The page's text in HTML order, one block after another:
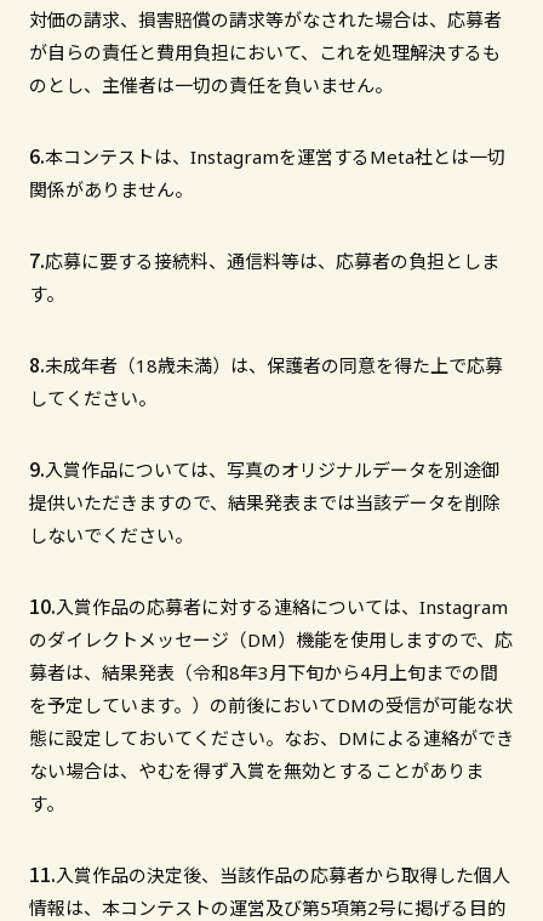
対価の請求、損害賠償の請求等がなされた場合は、応募者
が自らの責任と費用負担において、これを処理解決するも
のとし、主催者は一切の責任を負いません。
本コンテストは、Instagramを運営するMeta社とは一切
関係がありません。
応募に要する接続料、通信料等は、応募者の負担としま
す。
未成年者（18歳未満）は、保護者の同意を得た上で応募
してください。
入賞作品については、写真のオリジナルデータを別途御
提供いただきますので、結果発表までは当該データを削除
しないでください。
入賞作品の応募者に対する連絡については、Instagram
のダイレクトメッセージ（DM）機能を使用しますので、応
募者は、結果発表（令和8年3月下旬から4月上旬までの間
を予定しています。）の前後においてDMの受信が可能な状
態に設定しておいてください。なお、DMによる連絡ができ
ない場合は、やむを得ず入賞を無効とすることがありま
す。
入賞作品の決定後、当該作品の応募者から取得した個人
情報は、本コンテストの運営及び第5項第2号に掲げる目的